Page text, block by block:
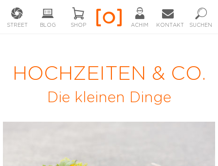
STREET BLOG SHOP ACHIM KONTAKT SUCHEN
HOCHZEITEN & CO.
Die kleinen Dinge